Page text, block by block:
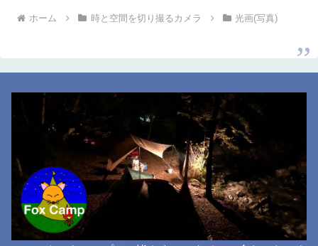
ホーム 時と空間を切り撮るカメラ 光画(写真)